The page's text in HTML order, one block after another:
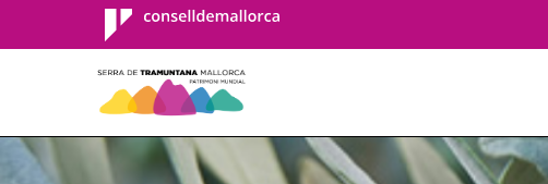
Consell de
Mallorca